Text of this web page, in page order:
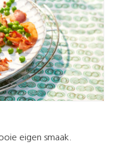
eigen smaak.